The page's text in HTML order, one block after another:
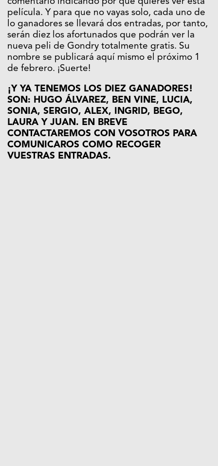
comentario indicando por qué quieres ver esta
película. Y para que no vayas solo, cada uno de
lo ganadores se llevará dos entradas, por tanto,
serán diez los afortunados que podrán ver la
nueva peli de Gondry totalmente gratis. Su
nombre se publicará aquí mismo el próximo 1
de febrero. ¡Suerte!
¡Y YA TENEMOS LOS DIEZ GANADORES!
SON: HUGO ÁLVAREZ, BEN VINE, LUCIA,
SONIA, SERGIO, ALEX, INGRID, BEGO,
LAURA Y JUAN. EN BREVE
CONTACTAREMOS CON VOSOTROS PARA
COMUNICAROS COMO RECOGER
VUESTRAS ENTRADAS.